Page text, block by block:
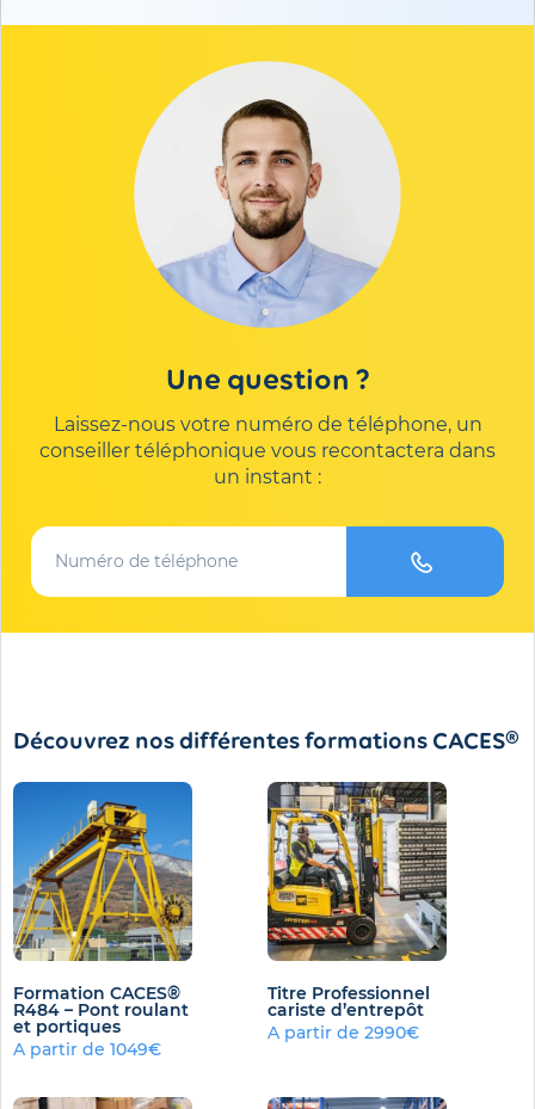
Une question ?
Laissez-nous votre numéro de téléphone, un
conseiller téléphonique vous recontactera dans
un instant :
Découvrez nos différentes formations CACES®
Formation CACES®
R484 – Pont roulant
et portiques
A partir de 1049€
Titre Professionnel
cariste d’entrepôt
A partir de 2990€